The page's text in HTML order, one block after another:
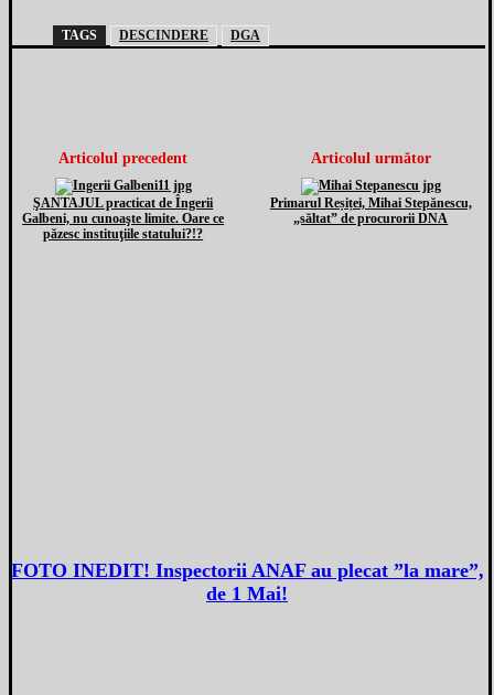
TAGS DESCINDERE DGA
Articolul precedent
ŞANTAJUL practicat de Îngerii
Galbeni, nu cunoaşte limite. Oare ce
păzesc instituţiile statului?!?
Articolul următor
Primarul Reșiței, Mihai Stepănescu,
„săltat” de procurorii DNA
FOTO INEDIT! Inspectorii ANAF au plecat ”la mare”,
de 1 Mai!